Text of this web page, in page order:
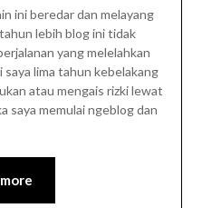
ini beredar dan melayang
lebih blog ini tidak
yang melelahkan
lima tahun kebelakang
atau mengais rizki lewat
saya memulai ngeblog dan